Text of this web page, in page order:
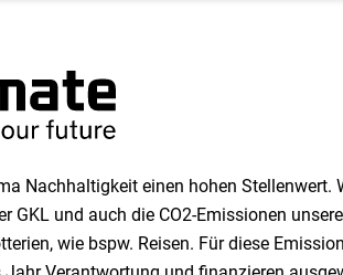
Nachhaltigkeit einen ho­hen Stellen­wert.
GKL und auch die CO2-Emissionen
wie bspw. Reisen. Für diese